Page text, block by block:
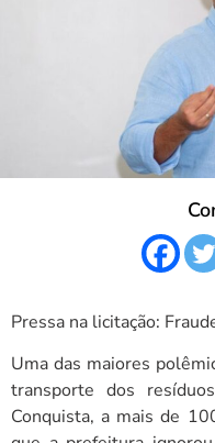
Pressa na licitação:
Uma das maiores
transporte dos
Conquista, a mais de